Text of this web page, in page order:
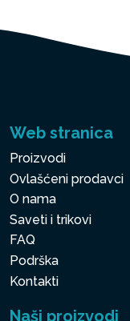
Web stranica
Proizvodi
Ovlašćeni prodavci
O nama
Saveti i trikovi
FAQ
Podrška
Kontakti
Naši proizvodi